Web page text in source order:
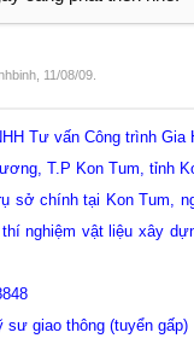
11/08/09
Tư vấn Công trình Gia
T.P Kon Tum, tỉnh
sở chính tại Kon Tum,
nghiệm vật liệu xây
giao thông (tuyển gấp)